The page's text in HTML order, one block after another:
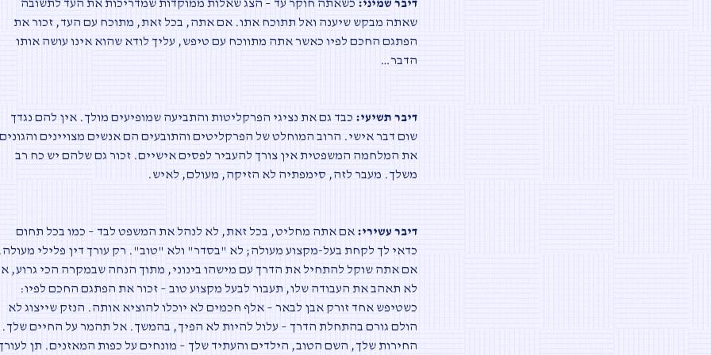
דיבר שמיני: כשאתה חוקר עד – הצג שאלות ממוקדות שמדריכות את העד לתשובה
שאתה מבקש שיענה ואל תתוכח אתו. אם אתה, בכל זאת, מתוכח עם העד, זכור את
הפתגם החכם לפיו כאשר אתה מתווכח עם טיפש, עליך לודא שהוא אינו עושה אותו
הדבר…
דיבר תשיעי: כבד גם את נציגי הפרקליטות והתביעה שמופיעים מולך. אין להם נגדך
שום דבר אישי. הרוב המוחלט של הפרקליטים והתובעים הם אנשים מצויינים
את המלחמה המשפטית אין צורך להעביר לפסים אישיים. זכור גם שלהם יש כח רב
משלך. מעבר לזה, סימפתיה לא הזיקה, מעולם, לאיש.
דיבר עשירי: אם אתה מחליט, בכל זאת, לא לנהל את המשפט לבד – כמו בכל תחום
כדאי לך לקחת בעל-מקצוע מעולה; לא "בסדר" ולא "טוב". רק עורך דין פלילי
אם אתה שוקל להתחיל את הדרך עם מישהו בינוני, מתוך הנחה שבמקרה הכי גרוע,
לא תאהב את העבודה שלו, תעבור לבעל מקצוע טוב – זכור את הפתגם החכם לפיו:
כשטיפש אחד זורק אבן לבאר – אלף חכמים לא יוכלו להוציא אותה. הנזק שייצוג לא
הולם גורם בהתחלת הדרך – עלול להיות לא הפיך, בהמשך. אל תהמר על החיים שלך.
החירות שלך, השם הטוב, הילדים והעתיד שלך – מונחים על כפות המאזנים. תן